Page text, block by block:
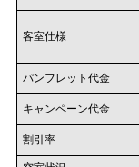
客室仕様
パンフレット代金
キャンペーン代金
割引率